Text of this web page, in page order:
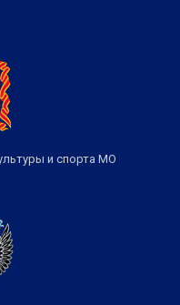
и спорта МО